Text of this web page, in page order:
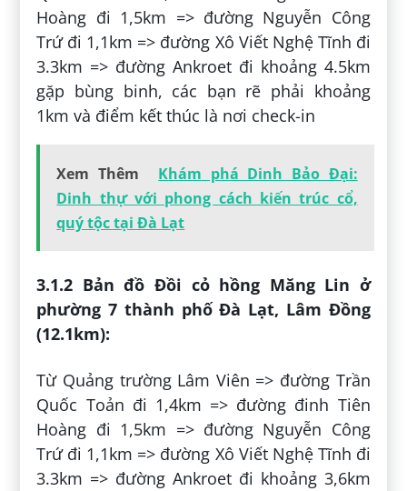
Hoàng đi 1,5km => đường Nguyễn Công
Trứ đi 1,1km => đường Xô Viết Nghệ Tĩnh đi
3.3km => đường Ankroet đi khoảng 4.5km
gặp bùng binh, các bạn rẽ phải khoảng
1km và điểm kết thúc là nơi check-in
Xem Thêm
Khám phá Dinh Bảo Đại:
Dinh thự với phong cách kiến trúc cổ,
quý tộc tại Đà Lạt
3.1.2 Bản đồ Đồi cỏ hồng Măng Lin ở
phường 7 thành phố Đà Lạt, Lâm Đồng
(12.1km):
Từ Quảng trường Lâm Viên => đường Trần
Quốc Toản đi 1,4km => đường đinh Tiên
Hoàng đi 1,5km => đường Nguyễn Công
Trứ đi 1,1km => đường Xô Viết Nghệ Tĩnh đi
3.3km => đường Ankroet đi khoảng 3,6km